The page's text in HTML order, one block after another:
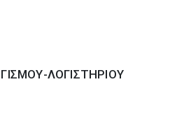
ΛΟΓΙΣΤΗΡΙΟΥ